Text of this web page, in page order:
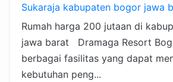
Sukaraja kabupaten bogor jawa
Rumah harga 200 jutaan di
jawa barat Dramaga Resort
berbagai fasilitas yang dapat
kebutuhan peng...